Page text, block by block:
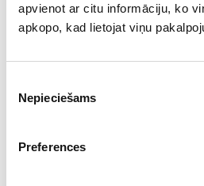
apvienot ar citu informāciju, ko
apkopo, kad lietojat viņu
izvēle
Nepieciešams
Preferences